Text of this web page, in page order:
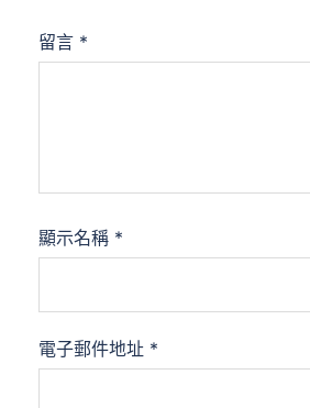
留言 *
顯示名稱 *
電子郵件地址 *